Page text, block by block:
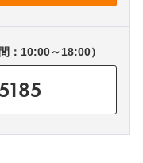
：10:00～18:00）